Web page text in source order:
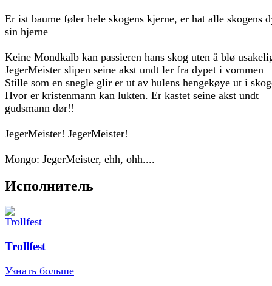
Er ist baume føler hele skogens kjerne, er hat alle skogens
sin hjerne
Keine Mondkalb kan passieren hans skog uten å blø
JegerMeister slipen seine akst undt ler fra dypet i vommen
Stille som en snegle glir er ut av hulens hengekøye ut i
Hvor er kristenmann kan lukten. Er kastet seine akst undt
gudsmann dør!!
JegerMeister! JegerMeister!
Mongo: JegerMeister, ehh, ohh....
Исполнитель
Trollfest
Узнать больше